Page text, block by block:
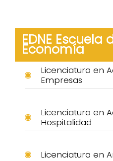
EDNE Escuela
Economía
Licenciatura en
Empresas
Licenciatura en
Hospitalidad
Licenciatura en